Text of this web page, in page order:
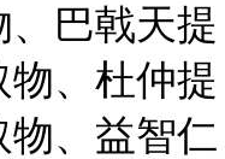
巴戟天提
、杜仲提
、益智仁